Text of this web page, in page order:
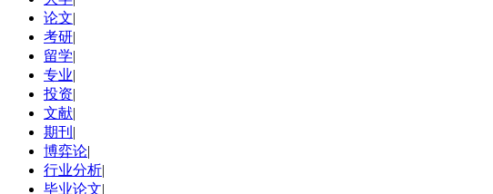
论文|
考研|
留学|
专业|
投资|
文献|
期刊 |
博弈论|
行业分析|
毕业论文|